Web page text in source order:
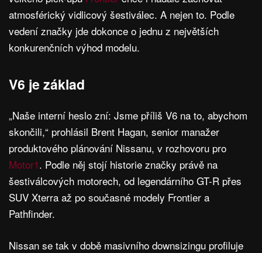
atmosférický vidlicový šestiválec. A nejen to. Podle
vedení značky jde dokonce o jednu z největších
konkurenčních výhod modelu.
V6 je základ
„Naše interní heslo zní: Jsme příliš V6 na to, abychom
skončili,“ prohlásil Brent Hagan, senior manažer
produktového plánování Nissanu, v rozhovoru pro
Motor1. Podle něj stojí historie značky právě na
šestiválcových motorech, od legendárního GT-R přes
SUV Xterra až po současné modely Frontier a
Pathfinder.
Nissan se tak v době masivního downsizingu profiluje